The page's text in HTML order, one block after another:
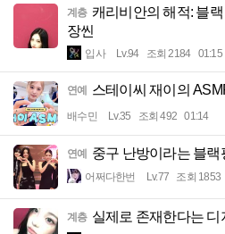
계층 캐리비안의 해적: 블
장씬
입사 Lv.94 조회 2184 01:15
연예 스테이씨 재이의
배수민 Lv.35 조회 492 01:14
연예 중구 난방이라는 블랙
어쩌다한번 Lv.77 조회 1853
계층 실제로 존재한다는 디